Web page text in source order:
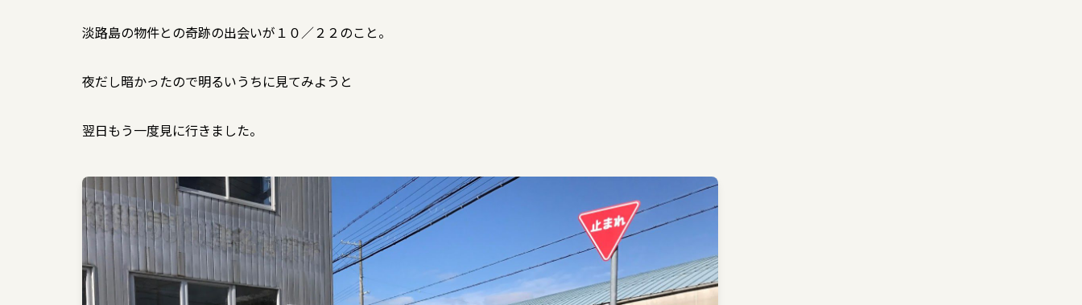
淡路島の物件との奇跡の出会いが１０／２２のこと。
夜だし暗かったので明るいうちに見てみようと
翌日もう一度見に行きました。